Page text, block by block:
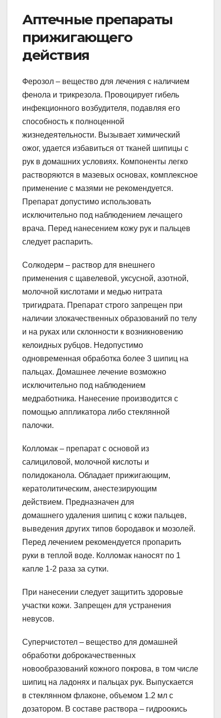
Аптечные препараты
прижигающего
действия
Ферозол – вещество для лечения с наличием
фенола и трикрезола. Провоцирует гибель
инфекционного возбудителя, подавляя его
способность к полноценной
жизнедеятельности. Вызывает химический
ожог, удается избавиться от тканей шипицы с
рук в домашних условиях. Компоненты легко
растворяются в мазевых основах, комплексное
применение с мазями не рекомендуется.
Препарат допустимо использовать
исключительно под наблюдением лечащего
врача. Перед нанесением кожу рук и пальцев
следует распарить.
Солкодерм – раствор для внешнего
применения с щавелевой, уксусной, азотной,
молочной кислотами и медью нитрата
тригидрата. Препарат строго запрещен при
наличии злокачественных образований по телу
и на руках или склонности к возникновению
келоидных рубцов. Недопустимо
одновременная обработка более 3 шипиц на
пальцах. Домашнее лечение возможно
исключительно под наблюдением
медработника. Нанесение производится с
помощью аппликатора либо стеклянной
палочки.
Колломак – препарат с основой из
салициловой, молочной кислоты и
полидоканола. Обладает прижигающим,
кератолитическим, анестезирующим
действием. Предназначен для
домашнего удаления шипиц с кожи пальцев,
выведения других типов бородавок и мозолей.
Перед лечением рекомендуется пропарить
руки в теплой воде. Колломак наносят по 1
капле 1-2 раза за сутки.
При нанесении следует защитить здоровые
участки кожи. Запрещен для устранения
невусов.
Суперчистотел – вещество для домашней
обработки доброкачественных
новообразований кожного покрова, в том числе
шипиц на ладонях и пальцах рук. Выпускается
в стеклянном флаконе, объемом 1.2 мл с
дозатором. В составе раствора – гидроокись